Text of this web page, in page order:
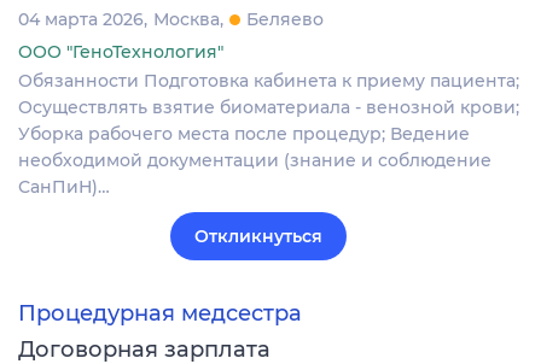
04 марта 2026 Москва
Беляево
ООО "ГеноТехнология"
Обязанности Подготовка кабинета к приему пациента;
Осуществлять взятие биоматериала - венозной крови;
Уборка рабочего места после процедур; Ведение
необходимой документации (знание и соблюдение
СанПиН)…
Откликнуться
Процедурная медсестра
Договорная зарплата